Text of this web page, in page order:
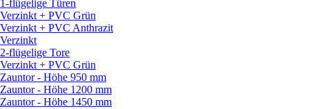
1-flügelige Türen
Verzinkt + PVC Grün
Verzinkt + PVC Anthrazit
Verzinkt
2-flügelige Tore
Verzinkt + PVC Grün
Zauntor - Höhe 950 mm
Zauntor - Höhe 1200 mm
Zauntor - Höhe 1450 mm